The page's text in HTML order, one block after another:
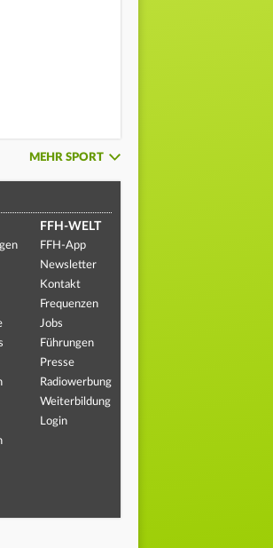
MEHR SPORT
FFH-WELT
FFH-App
Newsletter
Kontakt
Frequenzen
Jobs
Führungen
Presse
Radiowerbung
Weiterbildung
Login